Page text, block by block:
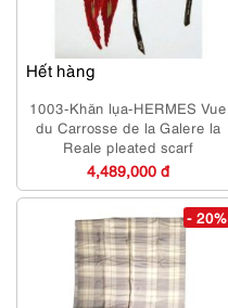
Hết hàng
1003-Khăn lụa-HERMES Vue
du Carrosse de la Galere la
Reale pleated scarf
4,489,000 đ
- 20%